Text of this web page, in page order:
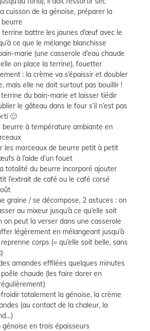
cuisson de la génoise, préparer la
terrine battre les jaunes d’œuf avec le
ce que le mélange blanchisse
marie (une casserole d’eau chaude
on place la terrine), fouetter
: la crème va s’épaissir et doubler
mais elle ne doit surtout pas bouillir !
du bain-marie et laisser tiédir
le gâteau dans le four s’il n’est pas
🙂
beurre à température ambiante en
les morceaux de beurre petit à petit
à l’aide d’un fouet
totalité du beurre incorporé ajouter
l’extrait de café ou le café corsé
graine / se décompose, 2 astuces : on
au mixeur jusqu’à ce qu’elle soit
on peut la verser dans une casserole
légèrement en mélangeant jusqu’à
reprenne corps (= qu’elle soit belle, sans
amandes effilées quelques minutes
chaude (les faire dorer en
totalement la génoise, la crème
(au contact de la chaleur, la
génoise en trois épaisseurs